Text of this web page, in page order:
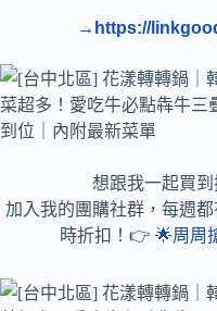
→https://
想跟我一起買
加入我的團購社群，每週
時折扣！👉🌟周周